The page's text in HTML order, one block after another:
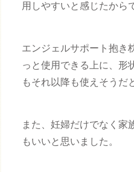
用しやすいと感じたから
エンジェルサポート抱き
っと使用できる上に、形
もそれ以降も使えそうだ
また、妊婦だけでなく家
もいいと思いました。